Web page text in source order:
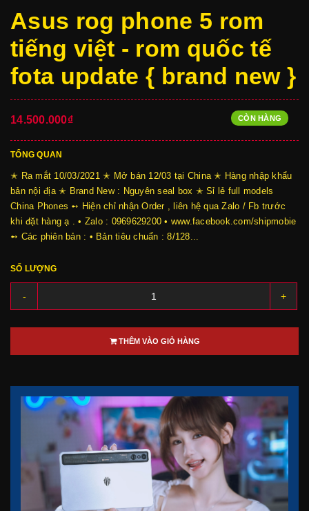
Asus rog phone 5 rom
tiếng việt - rom quốc tế
fota update { brand new }
14.500.000₫ CÒN HÀNG
TỔNG QUAN
✭ Ra mắt 10/03/2021 ✭ Mở bán 12/03 tại China ✭ Hàng nhập khẩu
bản nội địa ✭ Brand New : Nguyên seal box ✭ Sỉ lẻ full models
China Phones ➻ Hiện chỉ nhận Order , liên hệ qua Zalo / Fb trước
khi đặt hàng ạ . • Zalo : 0969629200 • www.facebook.com/shipmobie
➻ Các phiên bản : • Bản tiêu chuẩn : 8/128...
SỐ LƯỢNG
- +
THÊM VÀO GIỎ HÀNG